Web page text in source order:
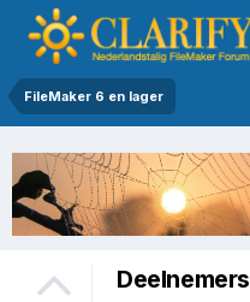
FileMaker 6 en lager
Deelnemers